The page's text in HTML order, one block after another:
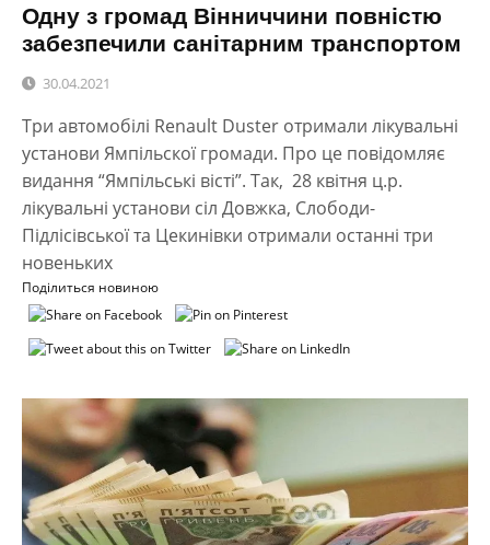
Одну з громад Вінниччини повністю
забезпечили санітарним транспортом
30.04.2021
Три автомобілі Renault Duster отримали лікувальні
установи Ямпільскої громади. Про це повідомляє
видання “Ямпільські вісті”. Так, 28 квітня ц.р.
лікувальні установи сіл Довжка, Слободи-
Підлісівської та Цекинівки отримали останні три
новеньких
Поділиться новиною